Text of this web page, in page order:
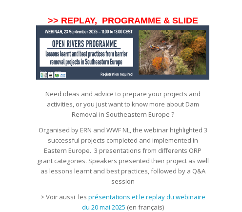
>> REPLAY, PROGRAMME & SLIDE
Need ideas and advice to prepare your projects and
activities, or you just want to know more about Dam
Removal in Southeastern Europe ?
Organised by ERN and WWF NL, the webinar highlighted 3
successful projects completed and implemented in
Eastern Europe. 3 presentations from differents ORP
grant categories. Speakers presented their project as well
as lessons learnt and best practices, followed by a Q&A
session
> Voir aussi les présentations et le replay du webinaire
du 20 mai 2025 (en français)